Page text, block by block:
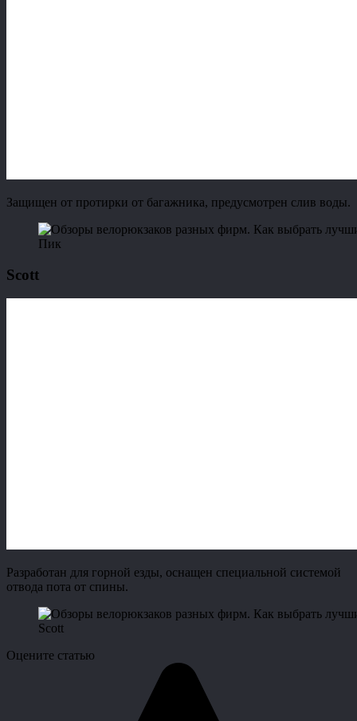
Защищен от протирки от багажника, предусмотрен слив воды.
Пик
Scott
Разработан для горной езды, оснащен специальной системой
отвода пота от спины.
Scott
Оцените статью